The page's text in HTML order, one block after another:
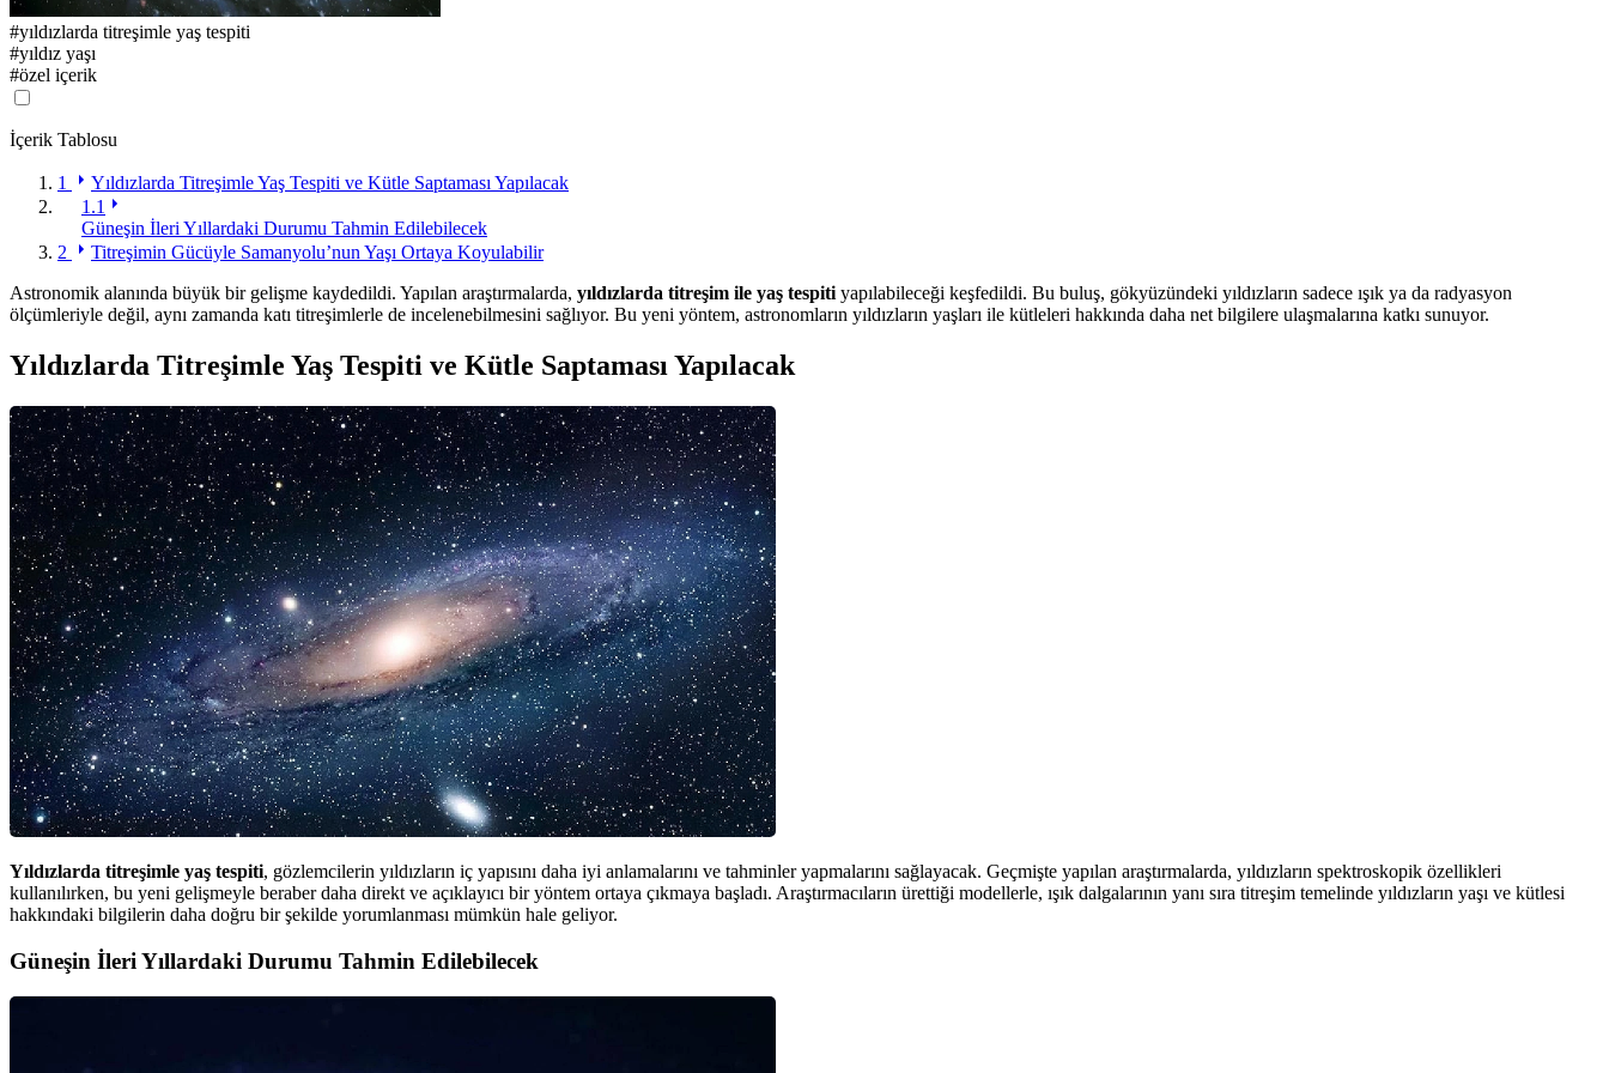
#yıldızlarda titreşimle yaş tespiti
#yıldız yaşı
#özel içerik
İçerik Tablosu
1
Yıldızlarda Titreşimle Yaş Tespiti ve Kütle Saptaması Yapılacak
1.1
Güneşin İleri Yıllardaki Durumu Tahmin Edilebilecek
2
Titreşimin Gücüyle Samanyolu’nun Yaşı Ortaya Koyulabilir
Astronomik alanında büyük bir gelişme kaydedildi. Yapılan araştırmalarda, yıldızlarda titreşim ile yaş tespiti yapılabileceği keşfedildi. Bu buluş, gökyüzündeki yıldızların sadece ışık ya da radyasyon
ölçümleriyle değil, aynı zamanda katı titreşimlerle de incelenebilmesini sağlıyor. Bu yeni yöntem, astronomların yıldızların yaşları ile kütleleri hakkında daha net bilgilere ulaşmalarına katkı sunuyor.
Yıldızlarda Titreşimle Yaş Tespiti ve Kütle Saptaması Yapılacak
Yıldızlarda titreşimle yaş tespiti, gözlemcilerin yıldızların iç yapısını daha iyi anlamalarını ve tahminler yapmalarını sağlayacak. Geçmişte yapılan araştırmalarda, yıldızların spektroskopik özellikleri
kullanılırken, bu yeni gelişmeyle beraber daha direkt ve açıklayıcı bir yöntem ortaya çıkmaya başladı. Araştırmacıların ürettiği modellerle, ışık dalgalarının yanı sıra titreşim temelinde yıldızların yaşı ve kütlesi
hakkındaki bilgilerin daha doğru bir şekilde yorumlanması mümkün hale geliyor.
Güneşin İleri Yıllardaki Durumu Tahmin Edilebilecek